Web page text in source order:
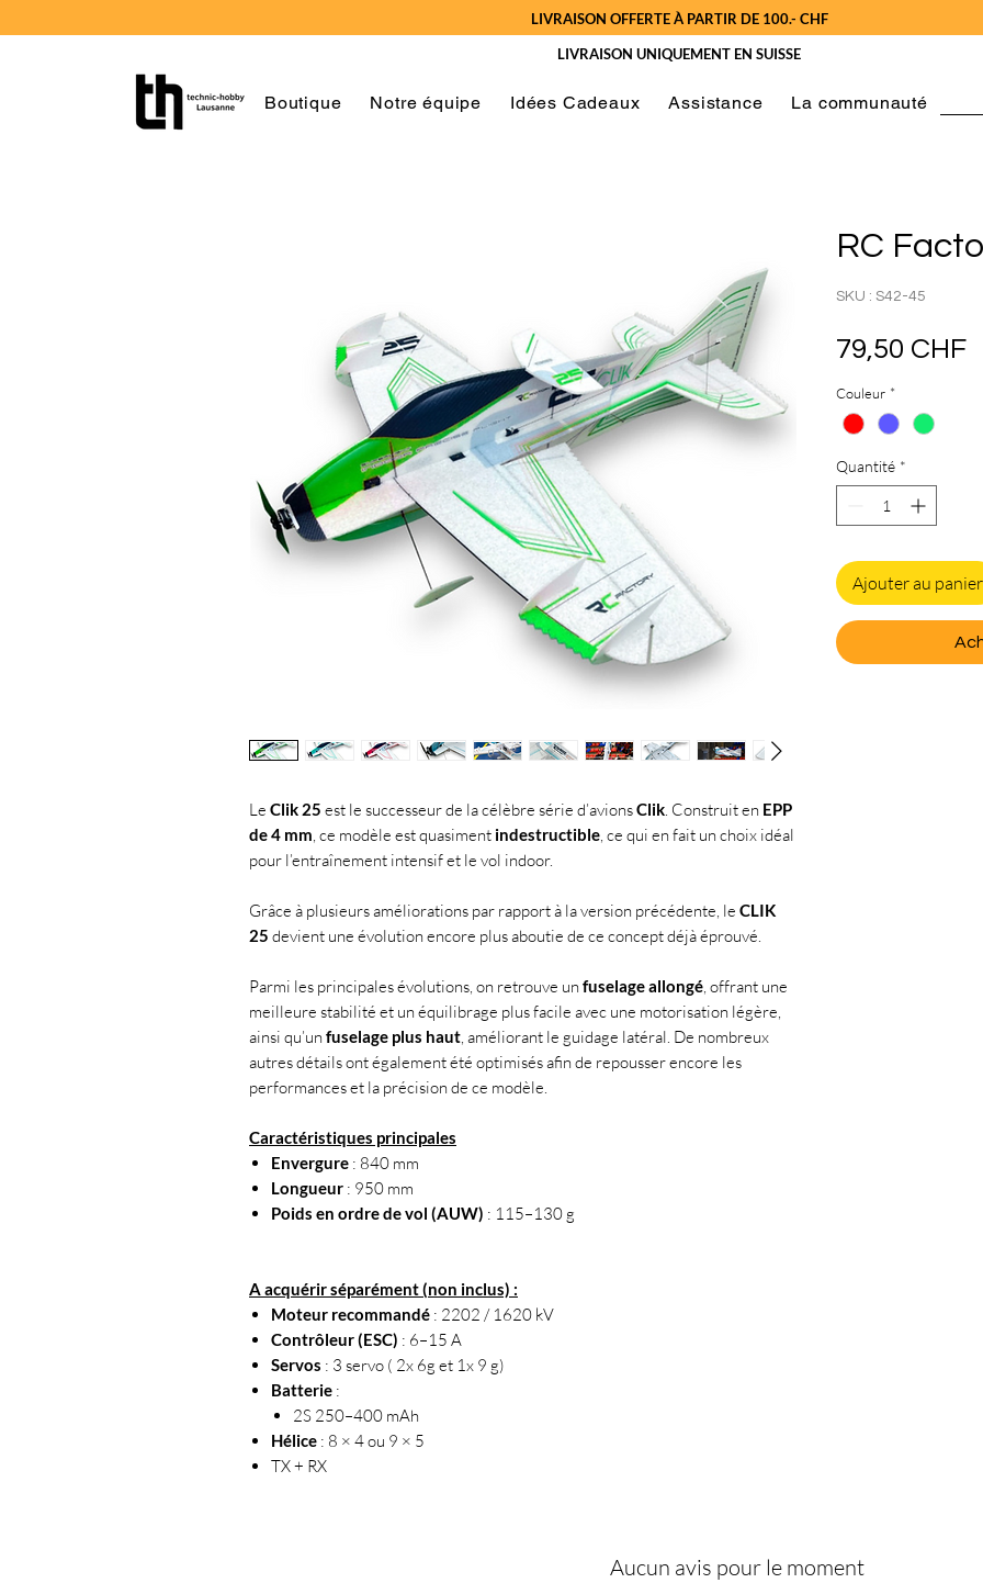
LIVRAISON OFFERTE À PARTIR DE 100.- CHF
LIVRAISON UNIQUEMENT EN SUISSE
Boutique Notre équipe Idées Cadeaux Assistance La communauté
Le Clik 25 est le successeur de la célèbre série d’avionsClik. Construit en EPP
de 4 mm, ce modèle est quasiment indestructible, ce qui en fait un choix idéal
pour l’entraînement intensif et le vol indoor.
Grâce à plusieurs améliorations par rapport à la version précédente, le CLIK
25 devient une évolution encore plus aboutie de ce concept déjà éprouvé.
Parmi les principales évolutions, on retrouve un fuselage allongé, offrant une
meilleure stabilité et un équilibrage plus facile avec une motorisation légère,
ainsi qu’un fuselage plus haut, améliorant le guidage latéral. De nombreux
autres détails ont également été optimisés afin de repousser encore les
performances et la précision de ce modèle.
Caractéristiques principales
Envergure : 840 mm
Longueur : 950 mm
Poids en ordre de vol (AUW) : 115–130 g
A acquérir séparément (non inclus) :
Moteur recommandé : 2202 / 1620 kV
Contrôleur (ESC) : 6–15 A
Servos : 3 servo ( 2x 6g et 1x 9 g)
Batterie :
2S 250–400 mAh
Hélice : 8 × 4 ou 9 × 5
TX + RX
RC
SKU : S42-45
79,50 CHF
Couleur *
Quantité *
Ajouter au panier
Aucun avis pour le moment